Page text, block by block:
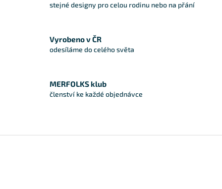
stejné designy pro celou rodinu nebo na přání
Vyrobeno v ČR
odesíláme do celého světa
MERFOLKS klub
členství ke každé objednávce